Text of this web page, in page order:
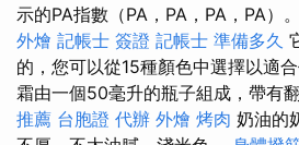
示的PA指數（PA，PA，PA，PA）。
外燴 記帳士 簽證 記帳士 準備多久
的，您可以從15種顏色中選擇以適
霜由一個50毫升的瓶子組成，帶有
推薦 台胞證 代辦 外燴 烤肉 奶油的